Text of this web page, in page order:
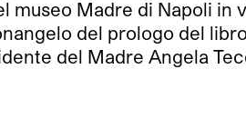
Madre di Napoli in
del prologo del libro
del Madre Angela